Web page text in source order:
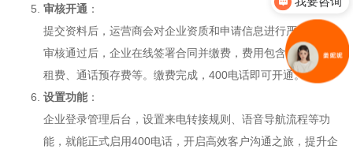
审核开通 ：
提交资料后，运营商会对企业资质和申请信息进行严格审核。
审核通过后，企业在线签署合同并缴费，费用包含号码费、月
租费、通话预存费等。缴费完成，400电话即可开通。
设置功能：
企业登录管理后台，设置来电转接规则、语音导航流程等功
能，就能正式启用400电话，开启高效客户沟通之旅，提升企